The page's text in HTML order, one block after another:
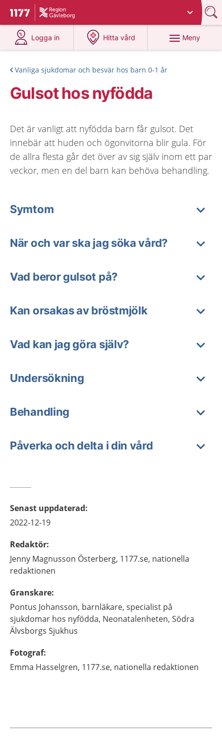
Till startsidan för 1177
Du har valt region
Logga in
på 1177.se
Hitta vård
på 1177.se
Meny
Vanliga sjukdomar och besvär hos barn 0-1 år
Gulsot hos nyfödda
Det är vanligt att nyfödda barn får gulsot. Det
innebär att huden och ögonvitorna blir gula. För
de allra flesta går det över av sig själv inom ett par
veckor, men en del barn kan behöva behandling.
Symtom
När och var ska jag söka vård?
Vad beror gulsot på?
Kan orsakas av bröstmjölk
Vad kan jag göra själv?
Undersökning
Behandling
Påverka och delta i din vård
Senast uppdaterad:
2022-12-19
Redaktör:
Jenny Magnusson Österberg, 1177.se, nationella
redaktionen
Granskare:
Pontus Johansson, barnläkare, specialist på
sjukdomar hos nyfödda, Neonatalenheten, Södra
Älvsborgs Sjukhus
Fotograf:
Emma Hasselgren, 1177.se, nationella redaktionen